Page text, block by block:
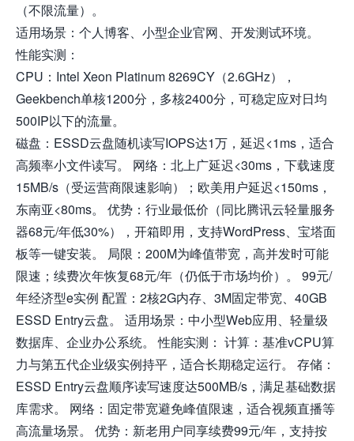
（不限流量）。
适用场景：个人博客、小型企业官网、开发测试环境。
性能实测：
CPU：Intel Xeon Platinum 8269CY（2.6GHz），
Geekbench单核1200分，多核2400分，可稳定应对日均
500IP以下的流量。
磁盘：ESSD云盘随机读写IOPS达1万，延迟<1ms，适合
高频率小文件读写。 网络：北上广延迟<30ms，下载速度
15MB/s（受运营商限速影响）；欧美用户延迟<150ms，
东南亚<80ms。 优势：行业最低价（同比腾讯云轻量服务
器68元/年低30%），开箱即用，支持WordPress、宝塔面
板等一键安装。 局限：200M为峰值带宽，高并发时可能
限速；续费次年恢复68元/年（仍低于市场均价）。 99元/
年经济型e实例 配置：2核2G内存、3M固定带宽、40GB
ESSD Entry云盘。 适用场景：中小型Web应用、轻量级
数据库、企业办公系统。 性能实测： 计算：基准vCPU算
力与第五代企业级实例持平，适合长期稳定运行。 存储：
ESSD Entry云盘顺序读写速度达500MB/s，满足基础数据
库需求。 网络：固定带宽避免峰值限速，适合视频直播等
高流量场景。 优势：新老用户同享续费99元/年，支持按